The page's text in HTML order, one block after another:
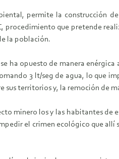
permite la construcción
procedimiento que pretende
la población.
ha opuesto de manera
3 lt/seg de agua, lo que
sus territorios y, la remoción de
minero los y las habitantes de
el crimen ecológico que